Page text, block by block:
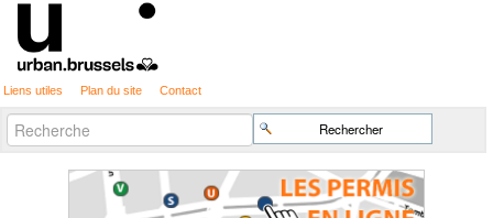
Liens utiles Plan du site Contact
Chercher par
Recherche
avancée…